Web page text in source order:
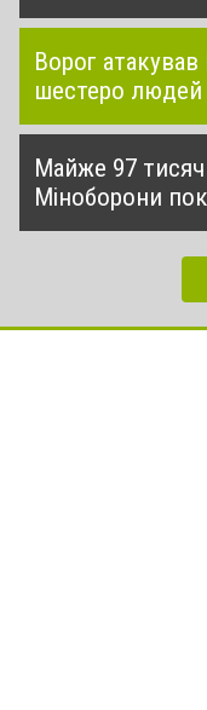
Ворог
шестеро
Майже 97 тисяч
Міноборони